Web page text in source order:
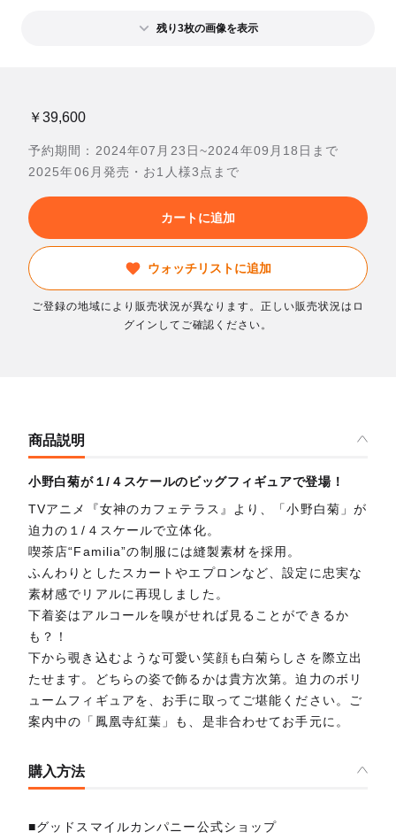
残り3枚の画像を表示
￥39,600
予約期間：2024年07月23日~2024年09月18日まで
2025年06月発売・お1人様3点まで
カートに追加
ウォッチリストに追加
ご登録の地域により販売状況が異なります。正しい販売状況はロ
グインしてご確認ください。
商品説明
小野白菊が１/４スケールのビッグフィギュアで登場！
TVアニメ『女神のカフェテラス』より、「小野白菊」が
迫力の１/４スケールで立体化。
喫茶店“Familia”の制服には縫製素材を採用。
ふんわりとしたスカートやエプロンなど、設定に忠実な
素材感でリアルに再現しました。
下着姿はアルコールを嗅がせれば見ることができるか
も？！
下から覗き込むような可愛い笑顔も白菊らしさを際立出
たせます。どちらの姿で飾るかは貴方次第。迫力のボリ
ュームフィギュアを、お手に取ってご堪能ください。ご
案内中の「鳳凰寺紅葉」も、是非合わせてお手元に。
購入方法
■グッドスマイルカンパニー公式ショップ